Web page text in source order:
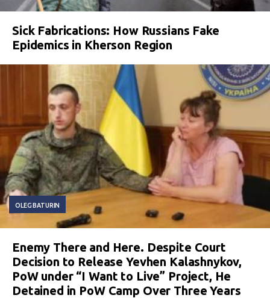
Sick Fabrications: How Russians Fake
Epidemics in Kherson Region
OLEG BATURIN
Enemy There and Here. Despite Court
Decision to Release Yevhen Kalashnykov,
PoW under “I Want to Live” Project, He
Detained in PoW Camp Over Three Years